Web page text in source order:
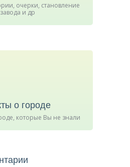
очерки, становление
завода и др
о городе
которые Вы не знали